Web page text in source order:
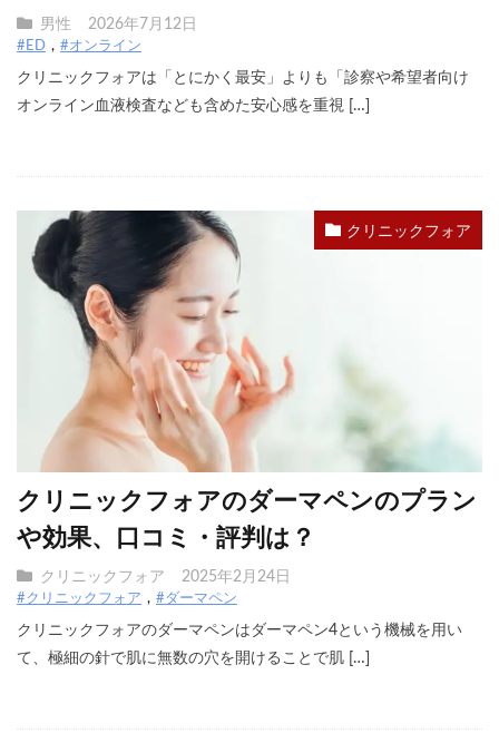
男性 2026年7月12日
#ED #オンライン
クリニックフォアは「とにかく最安」よりも「診察や希望者向け
オンライン血液検査なども含めた安心感を重視 […]
クリニックフォア
クリニックフォアのダーマペンのプラン
や効果、口コミ・評判は？
クリニックフォア 2025年2月24日
#クリニックフォア #ダーマペン
クリニックフォアのダーマペンはダーマペン4という機械を用い
て、極細の針で肌に無数の穴を開けることで肌 […]